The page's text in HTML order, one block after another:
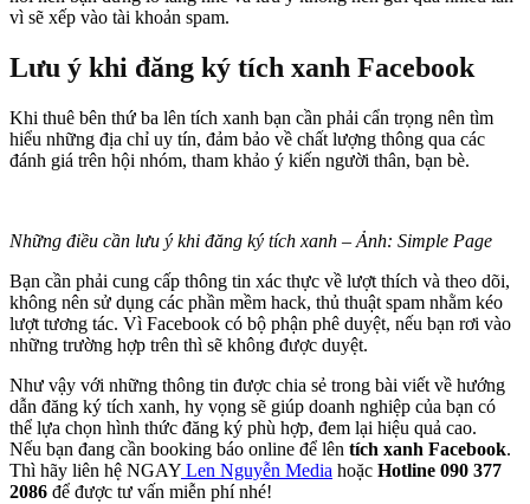
vì sẽ xếp vào tài khoản spam.
Lưu ý khi đăng ký tích xanh Facebook
Khi thuê bên thứ ba lên tích xanh bạn cần phải cẩn trọng nên tìm
hiểu những địa chỉ uy tín, đảm bảo về chất lượng thông qua các
đánh giá trên hội nhóm, tham khảo ý kiến người thân, bạn bè.
Những điều cần lưu ý khi đăng ký tích xanh – Ảnh: Simple Page
Bạn cần phải cung cấp thông tin xác thực về lượt thích và theo dõi,
không nên sử dụng các phần mềm hack, thủ thuật spam nhằm kéo
lượt tương tác. Vì Facebook có bộ phận phê duyệt, nếu bạn rơi vào
những trường hợp trên thì sẽ không được duyệt.
Như vậy với những thông tin được chia sẻ trong bài viết về hướng
dẫn đăng ký tích xanh, hy vọng sẽ giúp doanh nghiệp của bạn có
thể lựa chọn hình thức đăng ký phù hợp, đem lại hiệu quả cao.
Nếu bạn đang cần booking báo online để lên tích xanh Facebook.
Thì hãy liên hệ NGAY Len Nguyễn Media hoặc Hotline 090 377
2086 để được tư vấn miễn phí nhé!